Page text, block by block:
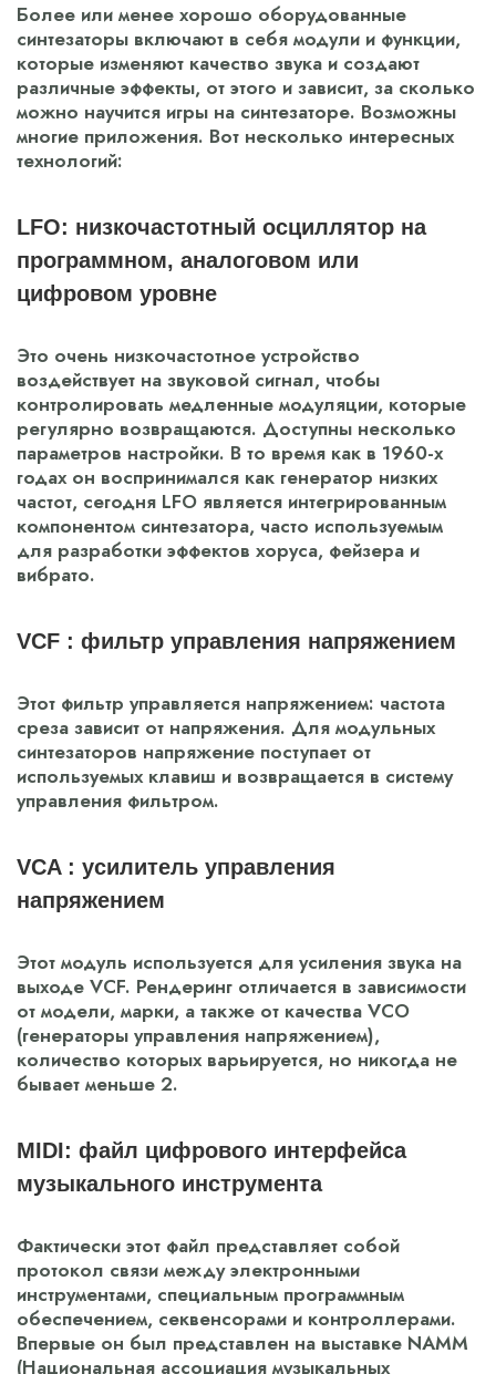
Более или менее хорошо оборудованные
синтезаторы включают в себя модули и функции,
которые изменяют качество звука и создают
различные эффекты, от этого и зависит, за сколько
можно научится игры на синтезаторе. Возможны
многие приложения. Вот несколько интересных
технологий:
LFO: низкочастотный осциллятор на
программном, аналоговом или
цифровом уровне
Это очень низкочастотное устройство
воздействует на звуковой сигнал, чтобы
контролировать медленные модуляции, которые
регулярно возвращаются. Доступны несколько
параметров настройки. В то время как в 1960-х
годах он воспринимался как генератор низких
частот, сегодня LFO является интегрированным
компонентом синтезатора, часто используемым
для разработки эффектов хоруса, фейзера и
вибрато.
VCF : фильтр управления напряжением
Этот фильтр управляется напряжением: частота
среза зависит от напряжения. Для модульных
синтезаторов напряжение поступает от
используемых клавиш и возвращается в систему
управления фильтром.
VCA : усилитель управления
напряжением
Этот модуль используется для усиления звука на
выходе VCF. Рендеринг отличается в зависимости
от модели, марки, а также от качества VCO
(генераторы управления напряжением),
количество которых варьируется, но никогда не
бывает меньше 2.
MIDI: файл цифрового интерфейса
музыкального инструмента
Фактически этот файл представляет собой
протокол связи между электронными
инструментами, специальным программным
обеспечением, секвенсорами и контроллерами.
Впервые он был представлен на выставке NAMM
(Национальная ассоциация музыкальных